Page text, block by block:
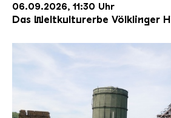
06.09.2026, 11:30 Uhr
Das Weltkulturerbe Völklinger